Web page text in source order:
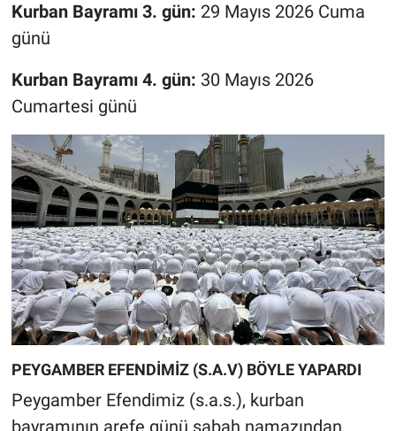
Kurban Bayramı 3. gün: 29 Mayıs 2026 Cuma
günü
Kurban Bayramı 4. gün: 30 Mayıs 2026
Cumartesi günü
PEYGAMBER EFENDİMİZ (S.A.V) BÖYLE YAPARDI
Peygamber Efendimiz (s.a.s.), kurban
bayramının arefe günü sabah namazından